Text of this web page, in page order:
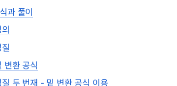
과 풀이
변환 공식
질 두 번재 - 밑 변환 공식 이용